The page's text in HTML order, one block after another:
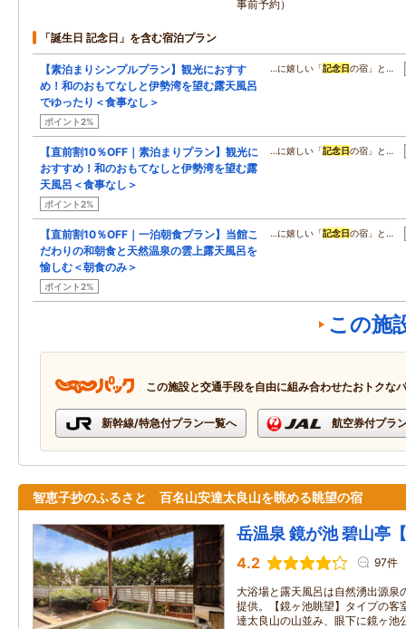
事前予約）
「誕生日 記念日」を含む宿泊プラン
【素泊まりシンプルプラン】観光におすす
め！和のおもてなしと伊勢湾を望む露天風呂
でゆったり＜食事なし＞
ポイント2%
…に嬉しい「記念日の宿」と…
【直前割10％OFF｜素泊まりプラン】観光に
おすすめ！和のおもてなしと伊勢湾を望む露
天風呂＜食事なし＞
ポイント2%
…に嬉しい「記念日の宿」と…
【直前割10％OFF｜一泊朝食プラン】当館こ
だわりの和朝食と天然温泉の雲上露天風呂を
愉しむ＜朝食のみ＞
ポイント2%
…に嬉しい「記念日の宿」と…
この施
この施設と交通手段を自由に組み合わせたおトクな
新幹線/特急付プラン一覧へ 航空券付プラ
智恵子抄のふるさと 百名山安達太良山を眺める眺望の宿
岳温泉 鏡が池 碧山亭
4.2 97件
大浴場と露天風呂は自然湧出源泉
提供。【鏡ヶ池眺望】タイプの客
達太良山の山並み、眼下に鏡ヶ池